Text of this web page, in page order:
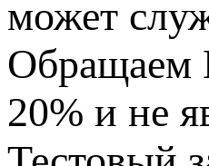
может
Обращаем
20% и не